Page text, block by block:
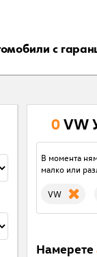
с
0VW
В момента
малко или
VW
Намерете